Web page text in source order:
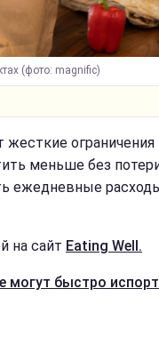
(фото: magnific)
жесткие
меньше без
ежедневные
на сайт Eating Well.
могут быстро